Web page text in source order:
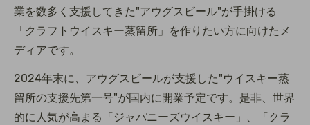
業を数多く支援してきた"アウグスビール"が手掛ける
「クラフトウイスキー蒸留所」を作りたい方に向けたメ
ディアです。
2024年末に、アウグスビールが支援した"ウイスキー蒸
留所の支援先第一号"が国内に開業予定です。是非、世界
的に人気が高まる「ジャパニーズウイスキー」、「クラ